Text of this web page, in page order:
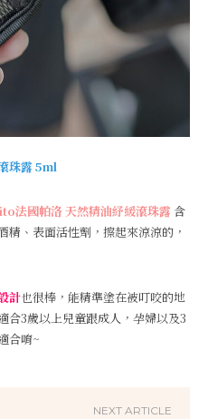
珠露 5ml
法國帕洛天然精油紓緩滾珠露 含
精、表面活性劑，擦起來涼涼的，
計也很棒，能精準塗在被叮咬的地
合3歲以上兒童跟成人，孕婦以及3
合唷~
NEXT ARTICLE